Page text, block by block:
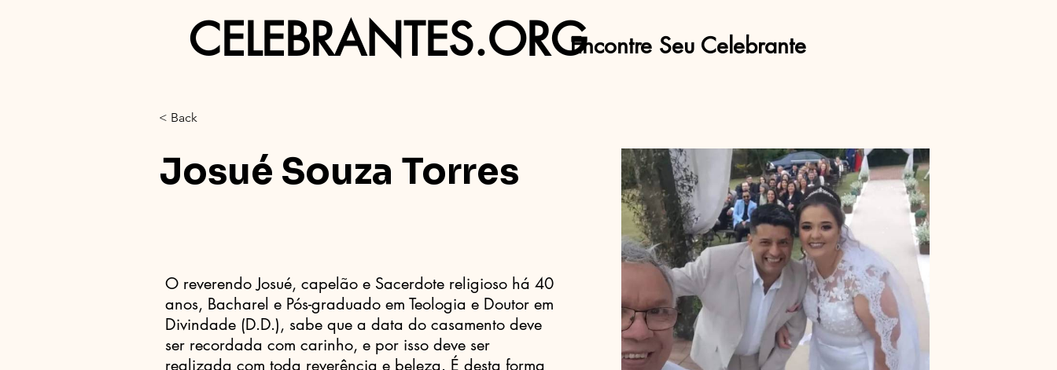
CELEBRANTES.ORGEncontre Seu Celebrante
< Back
Josué Souza Torres
O reverendo Josué, capelão e Sacerdote religioso há 40
anos, Bacharel e Pós-graduado em Teologia e Doutor em
Divindade (D.D.), sabe que a data do casamento deve
ser recordada com carinho, e por isso deve ser
realizada com toda reverência e beleza. É desta forma